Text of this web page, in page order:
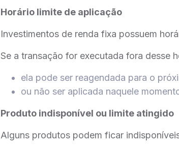
Horário limite de aplicação
Investimentos de renda fixa possuem
Se a transação for executada fora desse
ela pode ser reagendada para o
ou não ser aplicada naquele
Produto indisponível ou limite atingido
Alguns produtos podem ficar